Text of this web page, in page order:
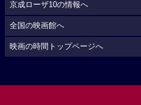
京成ローザ10の情報へ
全国の映画館へ
映画の時間トップページへ